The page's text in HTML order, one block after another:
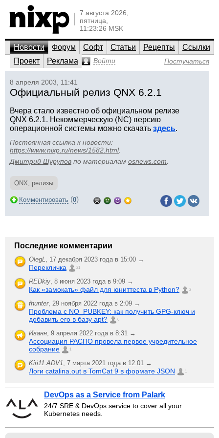
7 августа 2026,
пятница,
11:23:26 MSK
Новости Форум Софт Статьи Рецепты
Ссылки
Проект
Реклама Войти Постучаться
8 апреля 2003, 11:41
Официальный релиз QNX 6.2.1
Вчера стало известно об официальном релизе
QNX 6.2.1. Некоммерческую (NC) версию
операционной системы можно скачать здесь.
Постоянная ссылка к новости:
https://www.nixp.ru/news/1582.html.
Дмитрий Шурупов по материалам osnews.com
QNX, релизы
Комментировать (0)
Последние комментарии
OlegL, 17 декабря 2023 года в 15:00 →
Перекличка 21
REDkiy, 8 июня 2023 года в 9:09 →
Как «замокать» файл для юниттеста в Python? 2
fhunter, 29 ноября 2022 года в 2:09 →
Проблема с NO_PUBKEY: как получить GPG-ключ и
добавить его в базу apt?
6
Иванн, 9 апреля 2022 года в 8:31 →
Ассоциация РАСПО провела первое учредительное
собрание
1
Kiri11.ADV1, 7 марта 2021 года в 12:01 →
Логи catalina.out в TomCat 9 в формате JSON 1
DevOps as a Service from Palark
24/7 SRE & DevOps service to cover all your
Kubernetes needs.